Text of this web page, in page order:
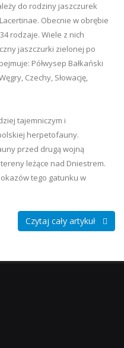
do rodziny jaszczurek
Obecnie w obrębie
rodzaje. Wiele z nich
jaszczurki zielonej po
Półwysep Bałkański
Czechy, Słowację,
tajemniczym i
herpetofauny.
przed drugą wojną
leżące nad Dniestrem.
tego gatunku w
Czytaj cały artykuł